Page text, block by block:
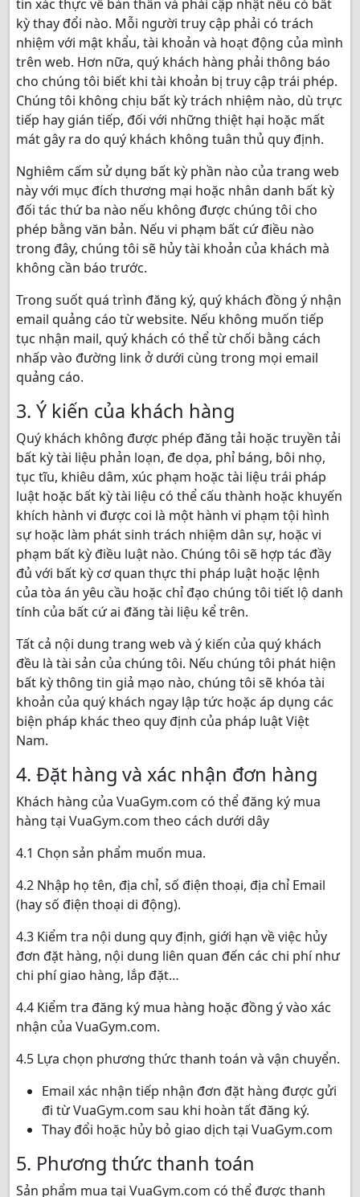
tin xác thực về bản thân và phải cập nhật nếu có bất
kỳ thay đổi nào. Mỗi người truy cập phải có trách
nhiệm với mật khẩu, tài khoản và hoạt động của mình
trên web. Hơn nữa, quý khách hàng phải thông báo
cho chúng tôi biết khi tài khoản bị truy cập trái phép.
Chúng tôi không chịu bất kỳ trách nhiệm nào, dù trực
tiếp hay gián tiếp, đối với những thiệt hại hoặc mất
mát gây ra do quý khách không tuân thủ quy định.
Nghiêm cấm sử dụng bất kỳ phần nào của trang web
này với mục đích thương mại hoặc nhân danh bất kỳ
đối tác thứ ba nào nếu không được chúng tôi cho
phép bằng văn bản. Nếu vi phạm bất cứ điều nào
trong đây, chúng tôi sẽ hủy tài khoản của khách mà
không cần báo trước.
Trong suốt quá trình đăng ký, quý khách đồng ý nhận
email quảng cáo từ website. Nếu không muốn tiếp
tục nhận mail, quý khách có thể từ chối bằng cách
nhấp vào đường link ở dưới cùng trong mọi email
quảng cáo.
3. Ý kiến của khách hàng
Quý khách không được phép đăng tải hoặc truyền tải
bất kỳ tài liệu phản loạn, đe dọa, phỉ báng, bôi nhọ,
tục tĩu, khiêu dâm, xúc phạm hoặc tài liệu trái pháp
luật hoặc bất kỳ tài liệu có thể cấu thành hoặc khuyến
khích hành vi được coi là một hành vi phạm tội hình
sự hoặc làm phát sinh trách nhiệm dân sự, hoặc vi
phạm bất kỳ điều luật nào. Chúng tôi sẽ hợp tác đầy
đủ với bất kỳ cơ quan thực thi pháp luật hoặc lệnh
của tòa án yêu cầu hoặc chỉ đạo chúng tôi tiết lộ danh
tính của bất cứ ai đăng tài liệu kể trên.
Tất cả nội dung trang web và ý kiến của quý khách
đều là tài sản của chúng tôi. Nếu chúng tôi phát hiện
bất kỳ thông tin giả mạo nào, chúng tôi sẽ khóa tài
khoản của quý khách ngay lập tức hoặc áp dụng các
biện pháp khác theo quy định của pháp luật Việt
Nam.
4. Đặt hàng và xác nhận đơn hàng
Khách hàng của VuaGym.com có thể đăng ký mua
hàng tại VuaGym.com theo cách dưới dây
4.1 Chọn sản phẩm muốn mua.
4.2 Nhập họ tên, địa chỉ, số điện thoại, địa chỉ Email
(hay số điện thoại di động).
4.3 Kiểm tra nội dung quy định, giới hạn về việc hủy
đơn đặt hàng, nội dung liên quan đến các chi phí như
chi phí giao hàng, lắp đặt…
4.4 Kiểm tra đăng ký mua hàng hoặc đồng ý vào xác
nhận của VuaGym.com.
4.5 Lựa chọn phương thức thanh toán và vận chuyển.
Email xác nhận tiếp nhận đơn đặt hàng được gửi
đi từ VuaGym.com sau khi hoàn tất đăng ký.
Thay đổi hoặc hủy bỏ giao dịch tại VuaGym.com
5. Phương thức thanh toán
Sản phẩm mua tại VuaGym.com có thể được thanh